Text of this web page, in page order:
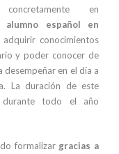
concretamente en
alumno español en
conocimientos
y poder conocer de
en el día a
La duración de este
todo el año
formalizargracias a